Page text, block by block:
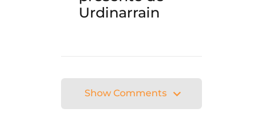
Urdinarrain
Show Comments